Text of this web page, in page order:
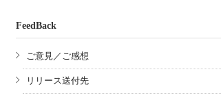
FeedBack
ご意見／ご感想
リリース送付先